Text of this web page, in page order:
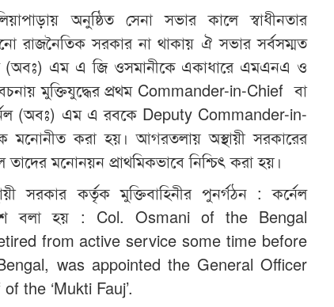
অনুষ্ঠিত সেনা সভার কালে স্বাধীনতার
রাজনৈতিক সরকার না থাকায় ঐ সভার সর্বসম্মত
(অবঃ) এম এ জি ওসমানীকে একাধারে এমএনএ ও
মুক্তিযুদ্ধের প্রথম Commander-in-Chief বা
(অবঃ) এম এ রবকে Deputy Commander-in-
মনোনীত করা হয়। আগরতলায় অস্থায়ী সরকারের
তাদের মনোনয়ন প্রাথমিকভাবে নিশ্চিৎ করা হয়।
সরকার কর্তৃক মুক্তিবাহিনীর পুনর্গঠন : কর্নেল
বলা হয় : Col. Osmani of the Bengal
from active service some time before
was appointed the General Officer
the ‘Mukti Fauj’.